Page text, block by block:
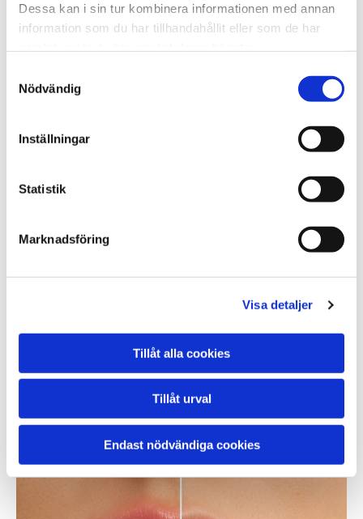
Dessa kan i sin tur kombinera informationen med annan
information som du har tillhandahållit eller som de har
Nödvändig
Inställningar
Statistik
Marknadsföring
Visa detaljer
Tillåt alla cookies
Tillåt urval
Endast nödvändiga cookies
Skinboosters & Fukt
Ansiktsbehandlingar